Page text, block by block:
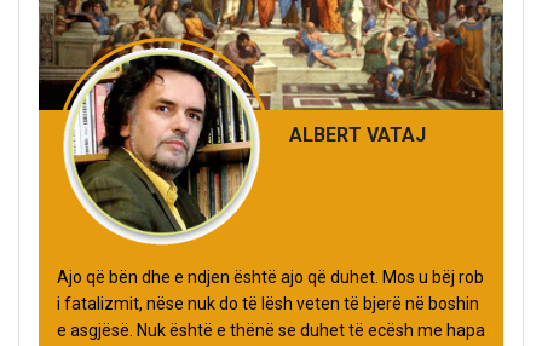
ALBERT VATAJ
Ajo që bën dhe e ndjen është ajo që duhet. Mos u bëj rob
i fatalizmit, nëse nuk do të lësh veten të bjerë në boshin
e asgjësë. Nuk është e thënë se duhet të ecësh me hapa